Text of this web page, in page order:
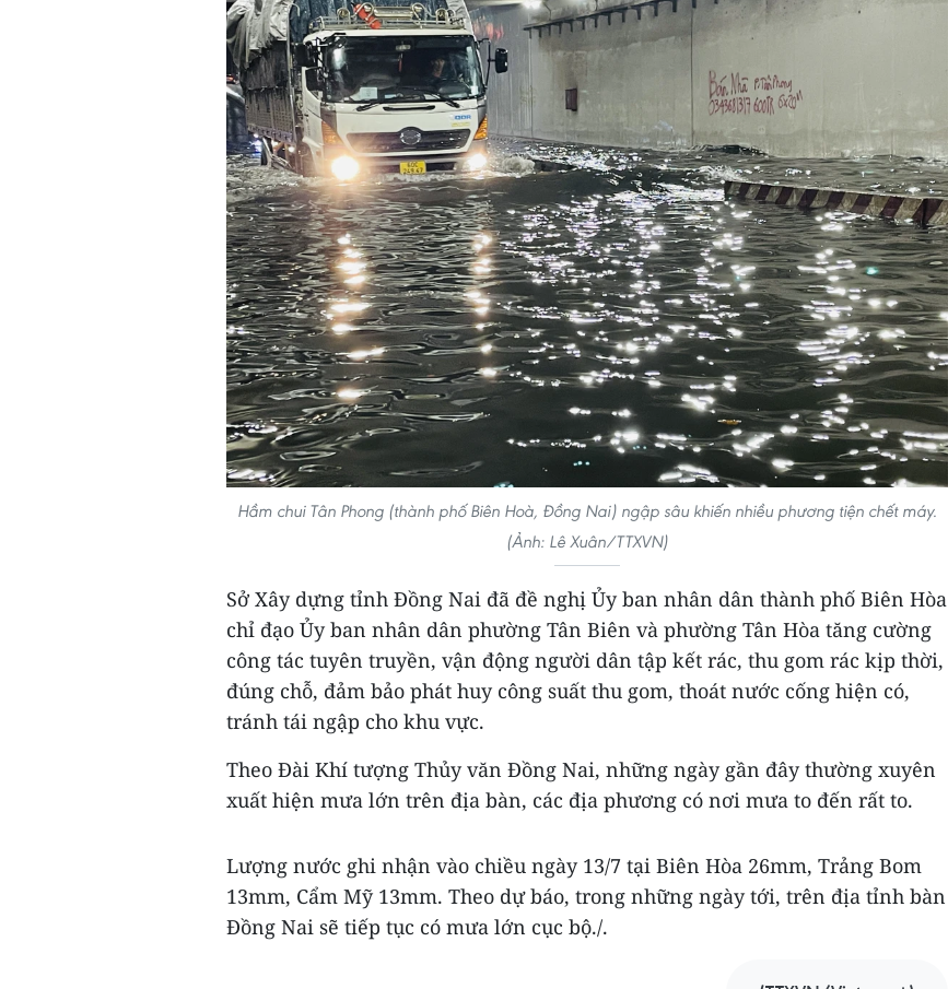
Hầm chui Tân Phong (thành phố Biên Hoà, Đồng Nai) ngập sâu khiến nhiều phương tiện chết máy.
(Ảnh: Lê Xuân/TTXVN)
Sở Xây dựng tỉnh Đồng Nai đã đề nghị Ủy ban nhân dân thành phố Biên Hòa
chỉ đạo Ủy ban nhân dân phường Tân Biên và phường Tân Hòa tăng cường
công tác tuyên truyền, vận động người dân tập kết rác, thu gom rác kịp thời,
đúng chỗ, đảm bảo phát huy công suất thu gom, thoát nước cống hiện có,
tránh tái ngập cho khu vực.
Theo Đài Khí tượng Thủy văn Đồng Nai, những ngày gần đây thường xuyên
xuất hiện mưa lớn trên địa bàn, các địa phương có nơi mưa to đến rất to.
Lượng nước ghi nhận vào chiều ngày 13/7 tại Biên Hòa 26mm, Trảng Bom
13mm, Cẩm Mỹ 13mm. Theo dự báo, trong những ngày tới, trên địa tỉnh bàn
Đồng Nai sẽ tiếp tục có mưa lớn cục bộ./.